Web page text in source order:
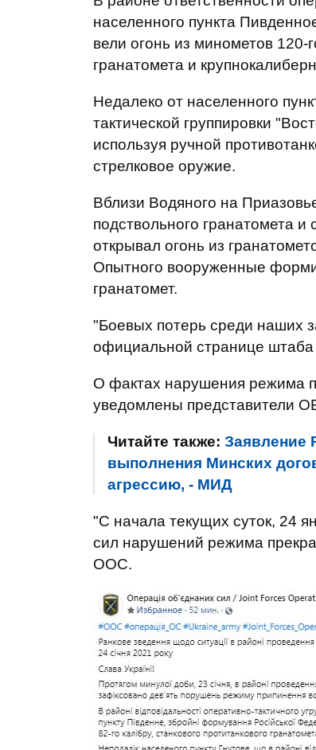
населенного пункта
вели огонь из минометов 120-
гранатомета и
Недалеко от населенного
тактической группировки
используя ручной
стрелковое оружие.
Вблизи Водяного на
подствольного гранатомета
открывал огонь из
Опытного вооруженные
гранатомет.
"Боевых потерь среди наших
официальной странице
О фактах нарушения режима
уведомлены представители
Читайте также: Заявление
выполнения Минских
агрессию, - МИД
"С начала текущих суток, 24
сил нарушений режима
ООС.